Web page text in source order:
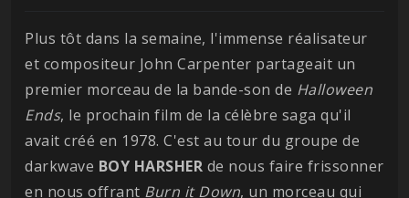
Plus tôt dans la semaine, l'immense réalisateur
et compositeur John Carpenter partageait un
premier morceau de la bande-son de Halloween
Ends, le prochain film de la célèbre saga qu'il
avait créé en 1978. C'est au tour du groupe de
darkwave BOY HARSHER de nous faire frissonner
en nous offrant Burn it Down, un morceau qui